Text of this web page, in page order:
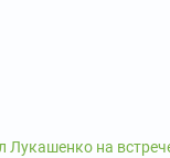
Лукашенко на